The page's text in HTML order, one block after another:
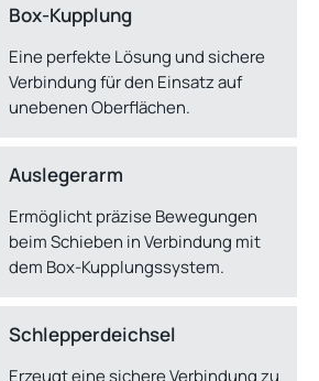
Box-Kupplung
Eine perfekte Lösung und sichere
Verbindung für den Einsatz auf
unebenen Oberflächen.
Ausleger­arm
Ermöglicht präzise Bewegungen
beim Schieben in Verbindung mit
dem Box-Kupplungssystem.
Schlepper­deichsel
Erzeugt eine sichere Verbindung zu